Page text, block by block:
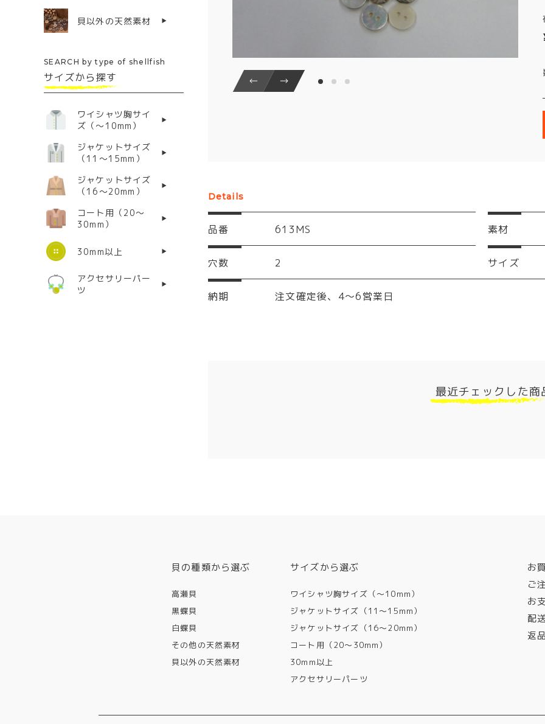
Details
品番 613MS 素材
穴数 2 サイズ
納期 注文確定後、4～6営業日
最近チェックした商
貝以外の天然素材
SEARCH by type of shellfish
サイズから探す
ワイシャツ胸サイ
ズ（〜10mm）
ジャケットサイズ
（11〜15mm）
ジャケットサイズ
（16〜20mm）
コート用（20〜
30mm）
30mm以上
アクセサリーパー
ツ
貝の種類から選ぶ
高瀬貝
黒蝶貝
白蝶貝
その他の天然素材
貝以外の天然素材
サイズから選ぶ
ワイシャツ胸サイズ（〜10mm）
ジャケットサイズ（11〜15mm）
ジャケットサイズ（16〜20mm）
コート用（20〜30mm）
30mm以上
アクセサリーパーツ
お
ご
お
配
返